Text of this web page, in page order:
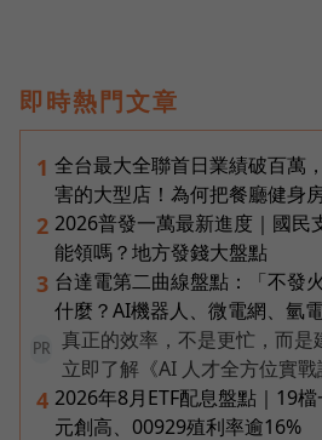
即時熱門文章
1 全台最大全聯首日業績破百萬
害的大型店！為何把餐廳健身
2 2026普發一萬最新進度｜國民
能領嗎？地方發錢大盤點
3 台達電第二曲線盤點：「不發
什麼？AI機器人、微電網、氫
PR
真正的效率，不是更忙，而是
立即了解《AI 人才全方位實戰
4 2026年8月ETF配息盤點｜19
元創高、00929殖利率逾16%